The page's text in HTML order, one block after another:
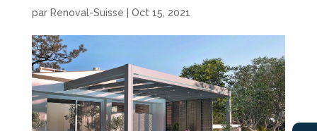
par Renoval-Suisse Oct 15, 2021